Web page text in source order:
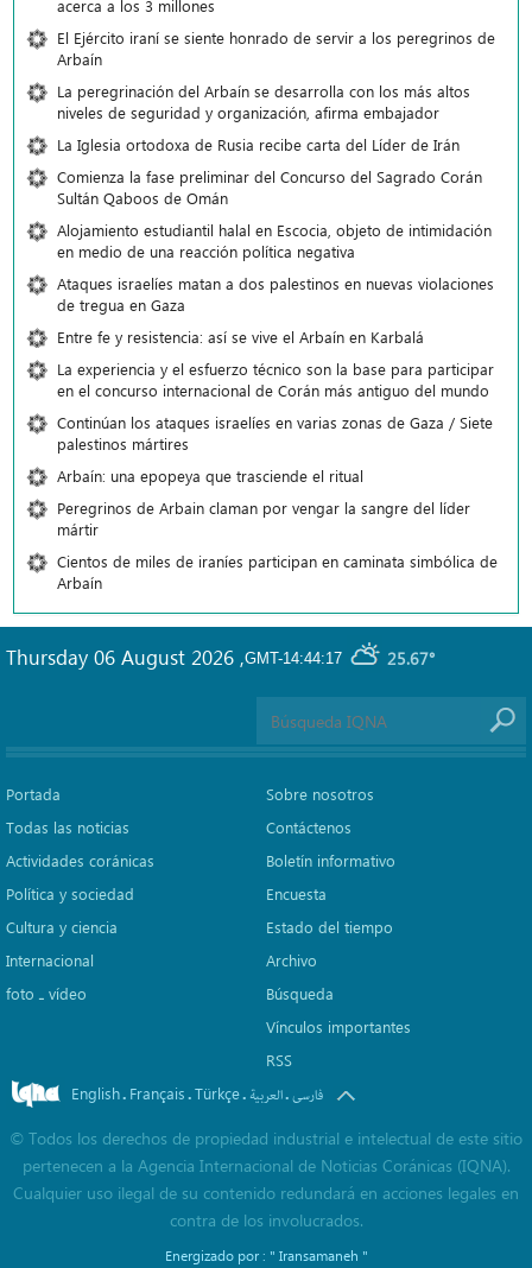
acerca a los 3 millones
El Ejército iraní se siente honrado de servir a los peregrinos de
Arbaín
La peregrinación del Arbaín se desarrolla con los más altos
niveles de seguridad y organización, afirma embajador
La Iglesia ortodoxa de Rusia recibe carta del Líder de Irán
Comienza la fase preliminar del Concurso del Sagrado Corán
Sultán Qaboos de Omán
Alojamiento estudiantil halal en Escocia, objeto de intimidación
en medio de una reacción política negativa
Ataques israelíes matan a dos palestinos en nuevas violaciones
de tregua en Gaza
Entre fe y resistencia: así se vive el Arbaín en Karbalá
La experiencia y el esfuerzo técnico son la base para participar
en el concurso internacional de Corán más antiguo del mundo
Continúan los ataques israelíes en varias zonas de Gaza / Siete
palestinos mártires
Arbaín: una epopeya que trasciende el ritual
Peregrinos de Arbain claman por vengar la sangre del líder
mártir
Cientos de miles de iraníes participan en caminata simbólica de
Arbaín
GMT-14:44:17 25.67°
Thursday 06 August 2026 ,
Portada
Todas las noticias
Actividades coránicas
Política y sociedad
Cultura y ciencia
Internacional
foto ـ vídeo
Sobre nosotros
Contáctenos
Boletín informativo
Encuesta
Estado del tiempo
Archivo
Búsqueda
Vínculos importantes
RSS
English. Français.Türkçe. العربیة.فارسی
© Todos los derechos de propiedad industrial e intelectual de este sitio
pertenecen a la Agencia Internacional de Noticias Coránicas (IQNA).
Cualquier uso ilegal de su contenido redundará en acciones legales en
contra de los involucrados.
Energizado por : " Iransamaneh "